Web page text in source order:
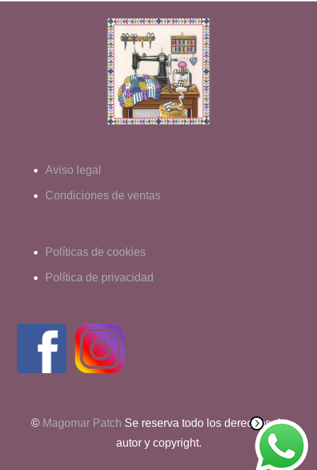
Aviso legal
Condiciones de ventas
Políticas de cookies
Política de privacidad
© Magomar Patch Se reserva todo los derechos de
autor y copyright.